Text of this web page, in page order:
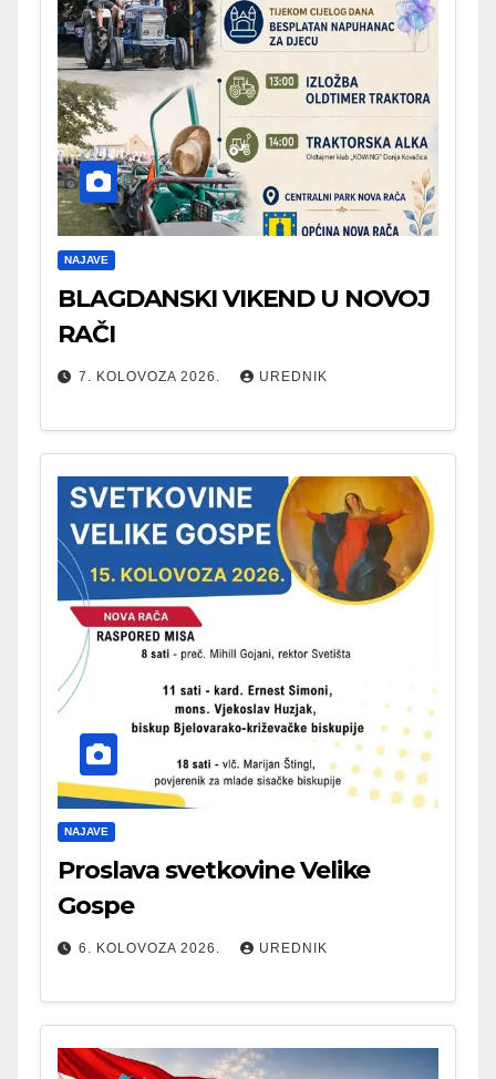
NAJAVE
BLAGDANSKI VIKEND U NOVOJ
RAČI
7. KOLOVOZA 2026. UREDNIK
NAJAVE
Proslava svetkovine Velike
Gospe
6. KOLOVOZA 2026. UREDNIK